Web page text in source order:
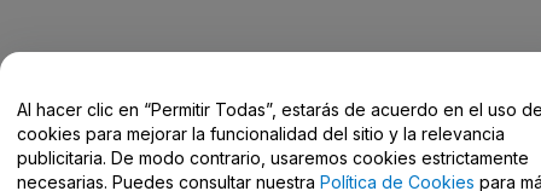
Centro de Ayuda / Contacto
Al hacer clic en “Permitir Todas”, estarás de acuerdo en el uso
cookies para mejorar la funcionalidad del sitio y la relevancia
publicitaria. De modo contrario, usaremos cookies estrictamente
necesarias. Puedes consultar nuestra Política de Cookies para